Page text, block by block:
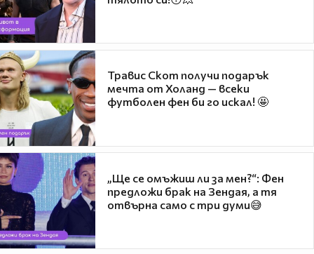
Травис Скот получи подарък
мечта от Холанд — всеки
футболен фен би го искал! 🤩
„Ще се омъжиш ли за мен?“: Фен
предложи брак на Зендая, а тя
отвърна само с три думи😅